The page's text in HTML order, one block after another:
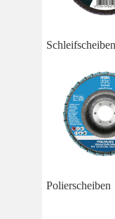
Schleifscheiben
Polierscheiben